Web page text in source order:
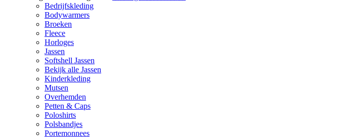
Bedrijfskleding
Bodywarmers
Broeken
Fleece
Horloges
Jassen
Softshell Jassen
Bekijk alle Jassen
Kinderkleding
Mutsen
Overhemden
Petten & Caps
Poloshirts
Polsbandjes
Portemonnees